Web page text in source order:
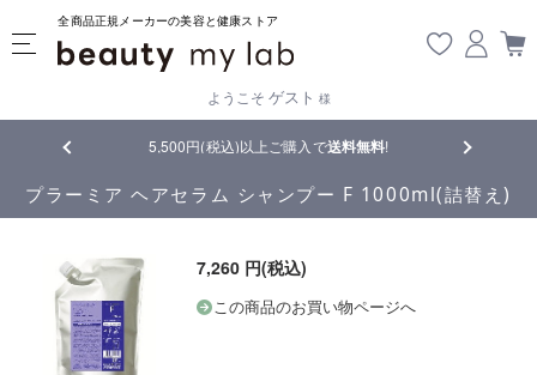
全商品正規メーカーの美容と健康ストア
ようこそ ゲスト 様
5,500円(税込)以上ご購入で送料無料! 【重要】
プラーミア ヘアセラム シャンプー F 1000ml(詰替え)
7,260 円(税込)
この商品のお買い物ページへ